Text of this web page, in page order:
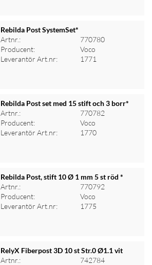
Logga in för priser
Rebilda Post SystemSet*
Artnr.:
770780
Producent:
Voco
Leverantör Art.nr:
1771
Logga in för priser
Rebilda Post set med 15 stift och 3 borr*
Artnr.:
770782
Producent:
Voco
Leverantör Art.nr:
1770
Logga in för priser
Rebilda Post, stift 10 Ø 1 mm 5 st röd *
Artnr.:
770792
Producent:
Voco
Leverantör Art.nr:
1775
RelyX Fiberpost 3D 10 st Str.0 Ø1.1 vit
Artnr.:
742784